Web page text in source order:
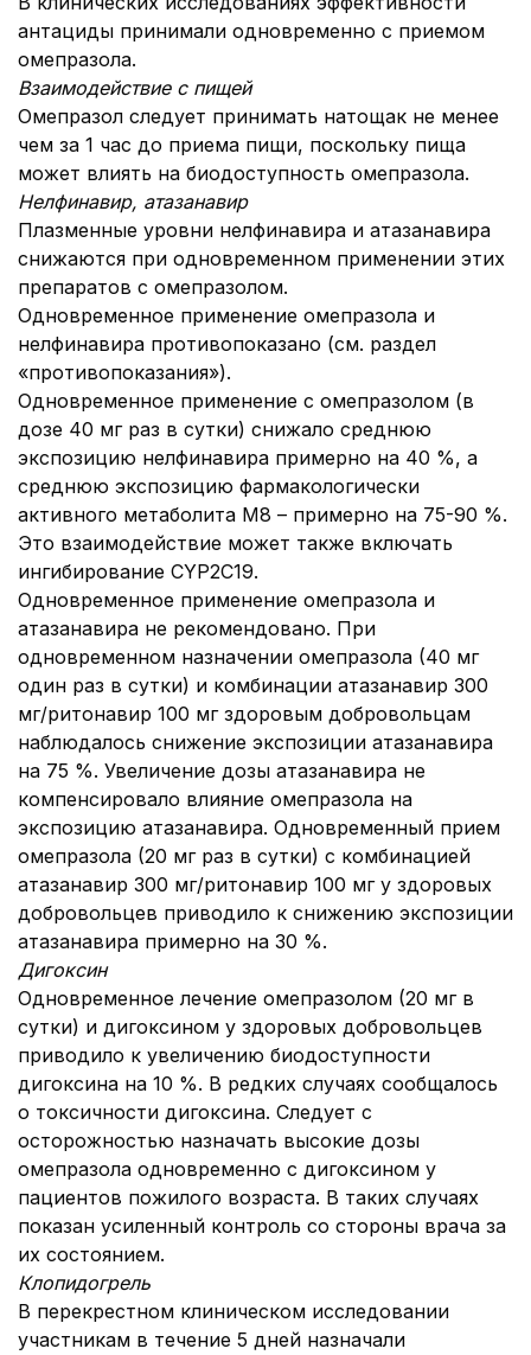
антациды принимали одновременно с приемом
омепразола.
Взаимодействие с пищей
Омепразол следует принимать натощак не менее
чем за 1 час до приема пищи, поскольку пища
может влиять на биодоступность омепразола.
Нелфинавир, атазанавир
Плазменные уровни нелфинавира и атазанавира
снижаются при одновременном применении этих
препаратов с омепразолом.
Одновременное применение омепразола и
нелфинавира противопоказано (см. раздел
«противопоказания»).
Одновременное применение с омепразолом (в
дозе 40 мг раз в сутки) снижало среднюю
экспозицию нелфинавира примерно на 40 %, а
среднюю экспозицию фармакологически
активного метаболита М8 – примерно на 75-90 %.
Это взаимодействие может также включать
ингибирование CYP2C19.
Одновременное применение омепразола и
атазанавира не рекомендовано. При
одновременном назначении омепразола (40 мг
один раз в сутки) и комбинации атазанавир 300
мг/ритонавир 100 мг здоровым добровольцам
наблюдалось снижение экспозиции атазанавира
на 75 %. Увеличение дозы атазанавира не
компенсировало влияние омепразола на
экспозицию атазанавира. Одновременный прием
омепразола (20 мг раз в сутки) с комбинацией
атазанавир 300 мг/ритонавир 100 мг у здоровых
добровольцев приводило к снижению экспозиции
атазанавира примерно на 30 %.
Дигоксин
Одновременное лечение омепразолом (20 мг в
сутки) и дигоксином у здоровых добровольцев
приводило к увеличению биодоступности
дигоксина на 10 %. В редких случаях сообщалось
о токсичности дигоксина. Следует с
осторожностью назначать высокие дозы
омепразола одновременно с дигоксином у
пациентов пожилого возраста. В таких случаях
показан усиленный контроль со стороны врача за
их состоянием.
Клопидогрель
В перекрестном клиническом исследовании
участникам в течение 5 дней назначали